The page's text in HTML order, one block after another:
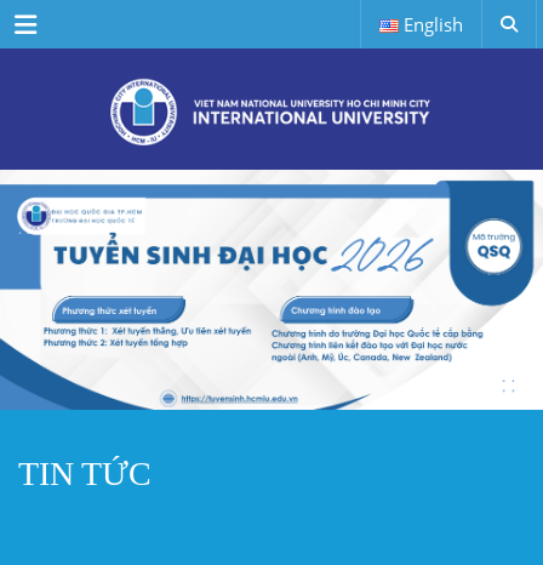
Menu English
TIN TỨC